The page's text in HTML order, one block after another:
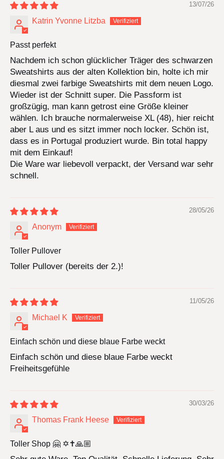
13/07/26
Katrin Yvonne Litzba
Passt perfekt
Nachdem ich schon glücklicher Träger des schwarzen
Sweatshirts aus der alten Kollektion bin, holte ich mir
diesmal zwei farbige Sweatshirts mit dem neuen Logo.
Wieder ist der Schnitt super. Die Passform ist
großzügig, man kann getrost eine Größe kleiner
wählen. Ich brauche normalerweise XL (48), hier reicht
aber L aus und es sitzt immer noch locker. Schön ist,
dass es in Portugal produziert wurde. Bin total happy
mit dem Einkauf!
Die Ware war liebevoll verpackt, der Versand war sehr
schnell.
28/05/26
Anonym
Toller Pullover
Toller Pullover (bereits der 2.)!
11/05/26
Michael K
Einfach schön und diese blaue Farbe weckt
Einfach schön und diese blaue Farbe weckt
Freiheitsgefühle
30/03/26
Thomas Frank Heese
Toller Shop 🤗 ✡️✝️🙏🏼